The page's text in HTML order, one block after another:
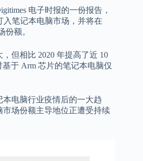
电子时报的一份报告，
入笔记本电脑市场，并将在
份额。
但相比 2020 年提高了近 10
于 Arm 芯片的笔记本电脑仅
电脑行业疫情后的一大趋
场份额主导地位正遭受持续